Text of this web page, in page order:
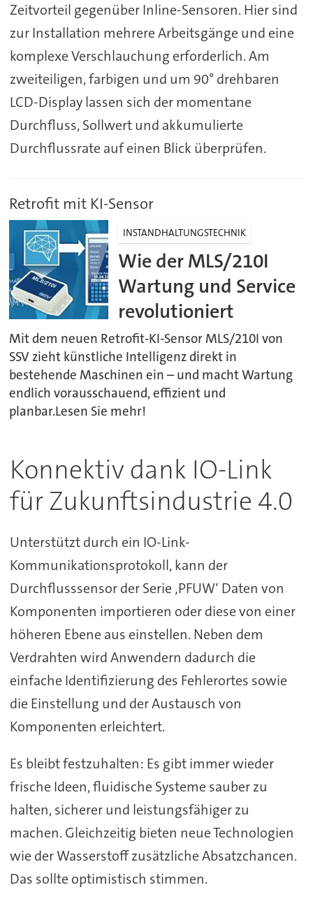
Zeitvorteil gegenüber Inline-Sensoren. Hier sind
zur Installation mehrere Arbeitsgänge und eine
komplexe Verschlauchung erforderlich. Am
zweiteiligen, farbigen und um 90° drehbaren
LCD-Display lassen sich der momentane
Durchfluss, Sollwert und akkumulierte
Durchflussrate auf einen Blick überprüfen.
Retrofit mit KI-Sensor
INSTANDHALTUNGSTECHNIK
Wie der MLS/210I
Wartung und Service
revolutioniert
Mit dem neuen Retrofit-KI-Sensor MLS/210I von
SSV zieht künstliche Intelligenz direkt in
bestehende Maschinen ein – und macht Wartung
endlich vorausschauend, effizient und
planbar.Lesen Sie mehr!
Konnektiv dank IO-Link
für Zukunftsindustrie 4.0
Unterstützt durch ein IO-Link-
Kommunikationsprotokoll, kann der
Durchflusssensor der Serie ‚PFUW‘ Daten von
Komponenten importieren oder diese von einer
höheren Ebene aus einstellen. Neben dem
Verdrahten wird Anwendern dadurch die
einfache Identifizierung des Fehlerortes sowie
die Einstellung und der Austausch von
Komponenten erleichtert.
Es bleibt festzuhalten: Es gibt immer wieder
frische Ideen, fluidische Systeme sauber zu
halten, sicherer und leistungsfähiger zu
machen. Gleichzeitig bieten neue Technologien
wie der Wasserstoff zusätzliche Absatzchancen.
Das sollte optimistisch stimmen.